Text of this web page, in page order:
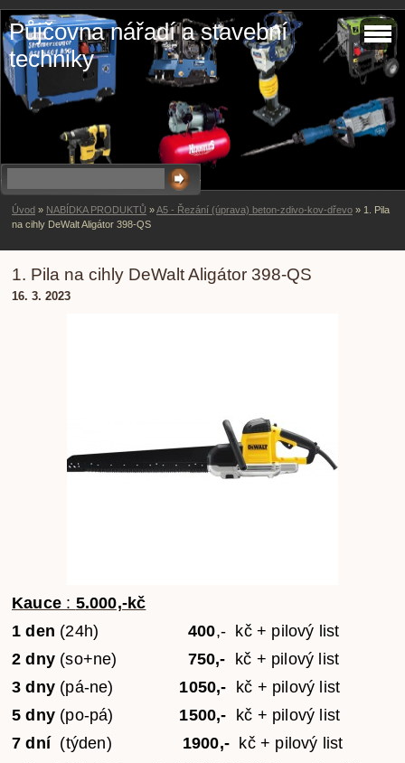
Půjčovna nářadí a stavební
techniky
Úvod » NABÍDKA PRODUKTŮ »A5 - Řezání (úprava) beton-zdivo-kov-dřevo » 1. Pila
na cihly DeWalt Aligátor 398-QS
1. Pila na cihly DeWalt Aligátor 398-QS
16. 3. 2023
Kauce : 5.000,-kč
1 den (24h) 400,- kč + pilový list
2 dny (so+ne) 750,- kč + pilový list
3 dny (pá-ne) 1050,- kč + pilový list
5 dny (po-pá) 1500,- kč + pilový list
7 dní (týden) 1900,- kč+ pilový list